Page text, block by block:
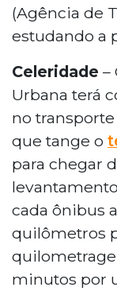
(Agência de
estudando a
Celeridade –
Urbana terá
no
que tange o
para chegar
cada ônibus
quilômetros
minutos por